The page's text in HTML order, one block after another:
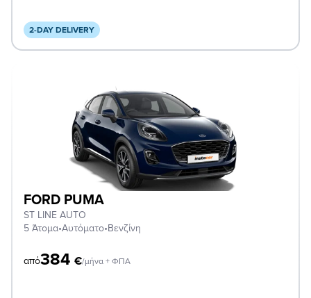
2-DAY DELIVERY
FORD PUMA
ST LINE AUTO
5 Άτομα•Αυτόματο•Βενζίνη
από384 €/μήνα + ΦΠΑ